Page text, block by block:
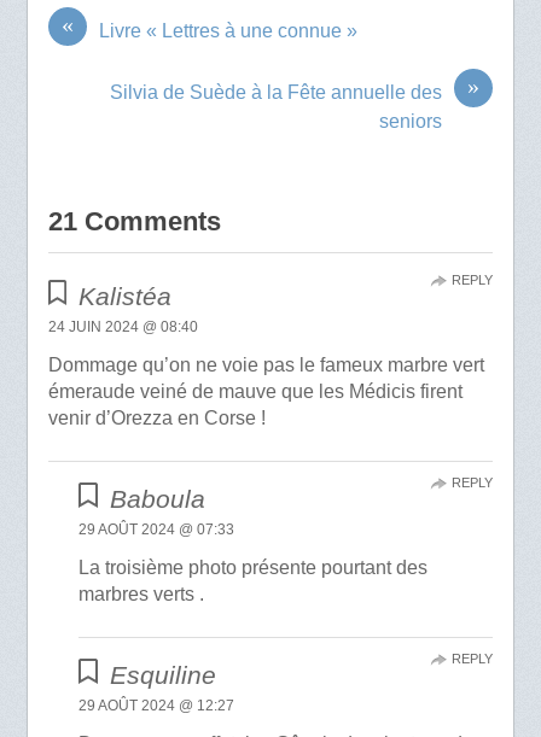
« Livre « Lettres à une connue »
»
Silvia de Suède à la Fête annuelle des
seniors
21 Comments
Kalistéa
24 JUIN 2024 @ 08:40
Dommage qu’on ne voie pas le fameux marbre vert
émeraude veiné de mauve que les Médicis firent
venir d’Orezza en Corse !
REPLY
Baboula
29 AOÛT 2024 @ 07:33
La troisième photo présente pourtant des
marbres verts .
REPLY
Esquiline
29 AOÛT 2024 @ 12:27
REPLY